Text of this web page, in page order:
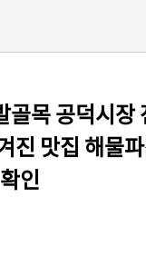
목 공덕시장
진 맛집 해물
인